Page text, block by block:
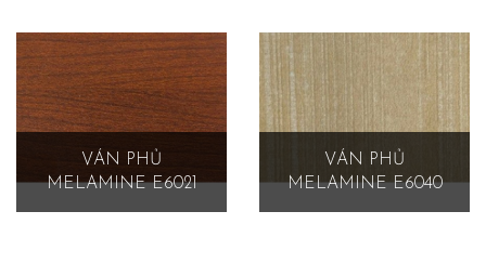
VÁN PHỦ
MELAMINE E6021
VÁN PHỦ
MELAMINE E6040